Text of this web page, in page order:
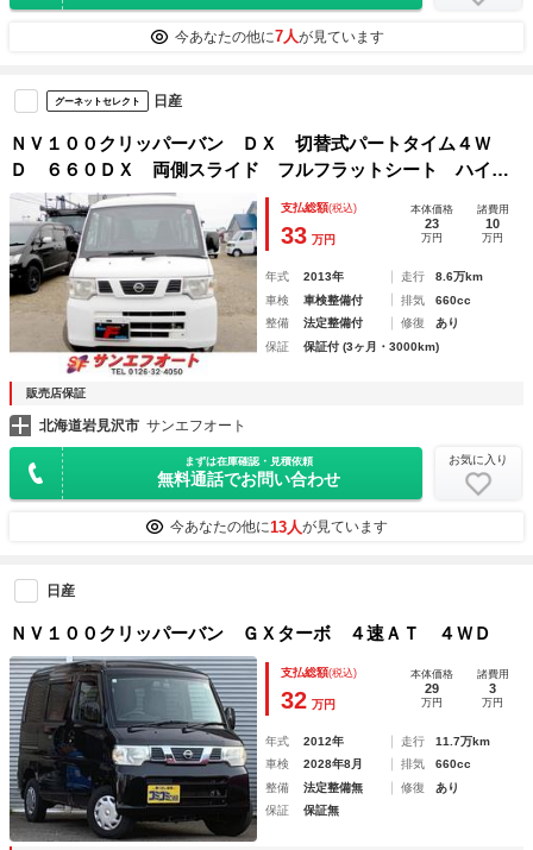
今あなたの他に7人が見ています
グーネットセレクト 日産
ＮＶ１００クリッパーバン ＤＸ 切替式パートタイム４Ｗ
Ｄ ６６０ＤＸ 両側スライド フルフラットシート ハイル
ーフ
支払総額(税込)
33 万円
本体価格
23
万円
諸費用
10
万円
年式 2013年 走行
8.6万km
車検
車検整備付 排気
660cc
整備
法定整備付 修復
あり
保証
保証付 (3ヶ月・3000km)
販売店保証
北海道岩見沢市 サンエフオート
まずは在庫確認・見積依頼
無料通話でお問い合わせ
お気に入り
今あなたの他に13人が見ています
日産
ＮＶ１００クリッパーバン ＧＸターボ ４速ＡＴ ４ＷＤ
支払総額(税込)
32 万円
本体価格
29
万円
諸費用
3
万円
年式 2012年 走行
11.7万km
車検
2028年8月 排気
660cc
整備
法定整備無 修復
あり
保証
保証無